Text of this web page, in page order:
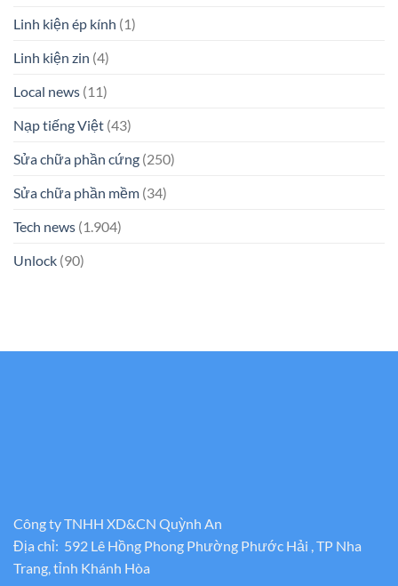
Linh kiện ép kính (1)
Linh kiện zin (4)
Local news (11)
Nạp tiếng Việt (43)
Sửa chữa phần cứng (250)
Sửa chữa phần mềm (34)
Tech news (1.904)
Unlock (90)
Công ty TNHH XD&CN Quỳnh An
Địa chỉ: 592 Lê Hồng Phong Phường Phước Hải , TP Nha
Trang, tỉnh Khánh Hòa